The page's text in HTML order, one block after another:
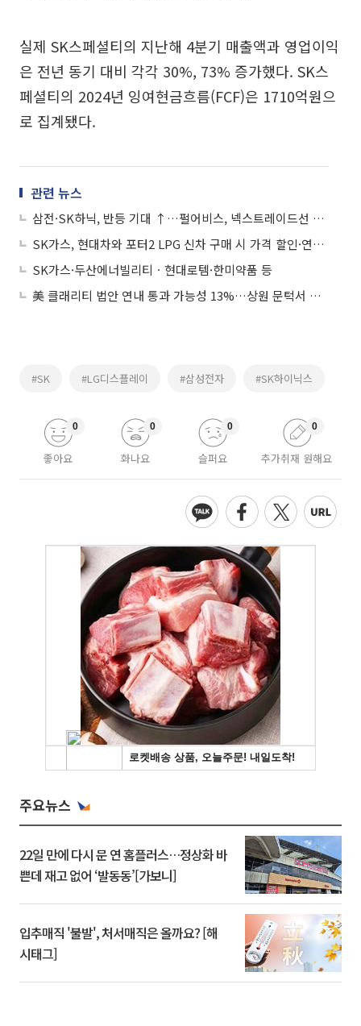
실제 SK스페셜티의 지난해 4분기 매출액과 영업이익
은 전년 동기 대비 각각 30%, 73% 증가했다. SK스
페셜티의 2024년 잉여현금흐름(FCF)은 1710억원으
로 집계됐다.
관련 뉴스
삼전·SK하닉, 반등 기대 ↑…펄어비스, 넥스트레이드선 약세 전환
SK가스, 현대차와 포터2 LPG 신차 구매 시 가격 할인·연료비 지원
SK가스·두산에너빌리티ㆍ현대로템·한미약품 등
美 클래리티 법안 연내 통과 가능성 13%…상원 문턱서 제동
#SK #LG디스플레이 #삼성전자 #SK하이닉스
좋아요
0
화나요
0
슬퍼요
0
추가취재 원해요
0
주요뉴스
22일 만에 다시 문 연 홈플러스…정상화 바
쁜데 재고 없어 ‘발동동’[가보니]
입추매직 '불발', 처서매직은 올까요? [해
시태그]